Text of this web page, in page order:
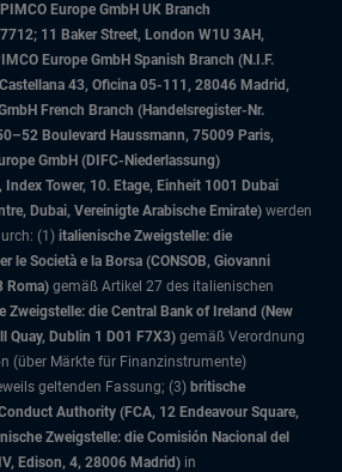
Europe GmbH UK Branch
11 Baker Street, London W1U 3AH,
Europe GmbH Spanish Branch (N.I.F.
43, Oficina 05-111, 28046 Madrid,
French Branch (Handelsregister-Nr.
Boulevard Haussmann, 75009 Paris,
GmbH (DIFC-Niederlassung)
Tower, 10. Etage, Einheit 1001 Dubai
Dubai, Vereinigte Arabische Emirate) werden
(1) italienische Zweigstelle: die
le Società e la Borsa (CONSOB, Giovanni
Roma) gemäß Artikel 27 des italienischen
Zweigstelle: die Central Bank of Ireland (New
Quay, Dublin 1 D01 F7X3) gemäß Verordnung
(über Märkte für Finanzinstrumente)
geltenden Fassung; (3) britische
Authority (FCA, 12 Endeavour Square,
Zweigstelle: die Comisión Nacional del
Edison, 4, 28006 Madrid) in